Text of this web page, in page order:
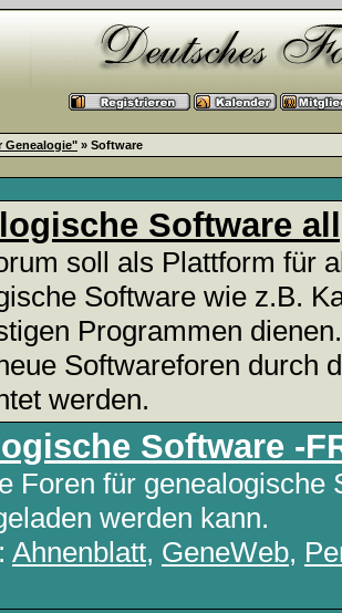
Genealogie" » Software
Software
soll als Plattform für
Software wie z.B.
Programmen
Softwareforen durch
werden.
Software -
Foren für
werden kann.
Ahnenblatt, GeneWeb,